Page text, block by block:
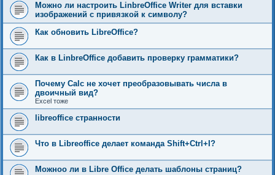
Можно ли настроить LinbreOffice Writer для вставки
изображений с привязкой к символу?
Как обновить LibreOffice?
Как в LinbreOffice добавить проверку грамматики?
Почему Calc не хочет преобразовывать числа в
двоичный вид?
Excel тоже
libreoffice странности
Что в Libreoffice делает команда Shift+Ctrl+I?
Можноо ли в Libre Office делать шаблоны страниц?